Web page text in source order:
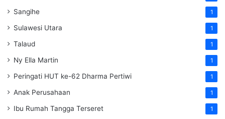
Sangihe 1
Sulawesi Utara 1
Talaud 1
Ny Ella Martin 1
Peringati HUT ke-62 Dharma Pertiwi 1
Anak Perusahaan 1
Ibu Rumah Tangga Terseret 1